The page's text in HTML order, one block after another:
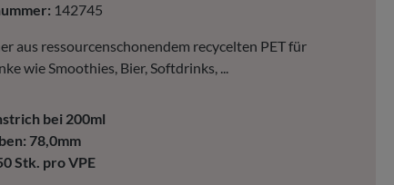
142745
aus ressourcenschonendem recycelten PET für
wie Smoothies, Bier, Softdrinks, ...
bei 200ml
78,0mm
Stk. pro VPE